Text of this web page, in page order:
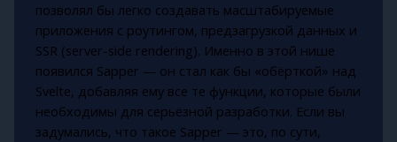
позволял бы легко создавать масштабируемые
приложения с роутингом, предзагрузкой данных и
SSR (server-side rendering). Именно в этой нише
появился Sapper — он стал как бы «обёрткой» над
Svelte, добавляя ему все те функции, которые были
необходимы для серьёзной разработки. Если вы
задумались, что такое Sapper — это, по сути,